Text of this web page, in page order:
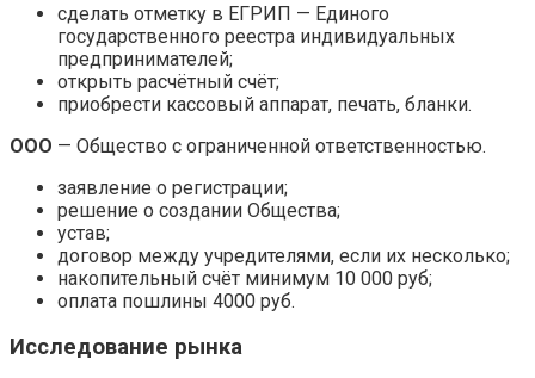
сделать отметку в ЕГРИП — Единого
государственного реестра индивидуальных
предпринимателей;
открыть расчётный счёт;
приобрести кассовый аппарат, печать, бланки.
ООО — Общество с ограниченной ответственностью.
заявление о регистрации;
решение о создании Общества;
устав;
договор между учредителями, если их несколько;
накопительный счёт минимум 10 000 руб;
оплата пошлины 4000 руб.
Исследование рынка